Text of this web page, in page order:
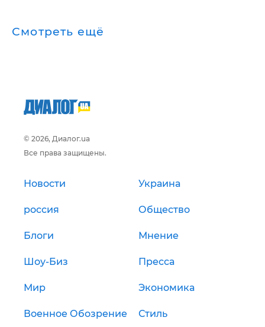
Смотреть ещё
© 2026, Диалог.ua
Все права защищены.
Новости Украина
россия Общество
Блоги Мнение
Шоу-Биз Пресса
Мир Экономика
Военное Обозрение Стиль